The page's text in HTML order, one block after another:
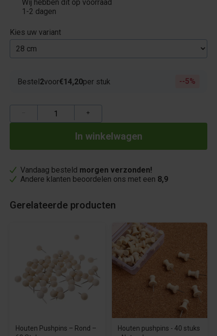
Wij hebben dit op voorraad
1-2 dagen
Kies uw variant
Bestel2voor€14,20per stuk -5%
+
Vandaag besteld morgen verzonden!
Andere klanten beoordelen ons met een 8,9
Gerelateerde producten
Houten Pushpins – Rond –
Houten pushpins - 40 stuks